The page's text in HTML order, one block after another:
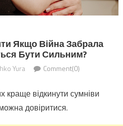
Якщо Війна Забрала
Бути Сильним?
Yura Comment(0)
краще відкинути сумніви
довіритися.